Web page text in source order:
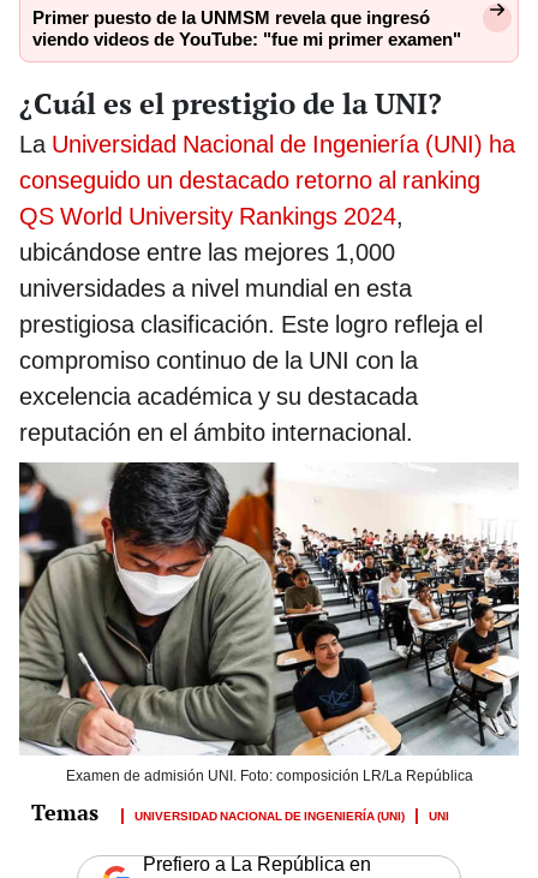
Primer puesto de la UNMSM revela que ingresó
viendo videos de YouTube: "fue mi primer examen"
¿Cuál es el prestigio de la UNI?
La Universidad Nacional de Ingeniería (UNI) ha
conseguido un destacado retorno al ranking
QS World University Rankings 2024,
ubicándose entre las mejores 1,000
universidades a nivel mundial en esta
prestigiosa clasificación. Este logro refleja el
compromiso continuo de la UNI con la
excelencia académica y su destacada
reputación en el ámbito internacional.
Examen de admisión UNI. Foto: composición LR/La República
UNIVERSIDAD NACIONAL DE INGENIERÍA (UNI) UNI
Prefiero a La República en